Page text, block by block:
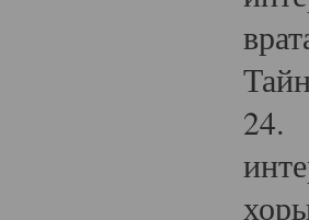
24.